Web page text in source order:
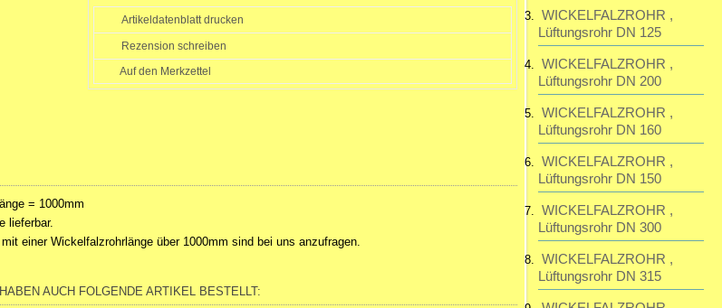
Artikeldatenblatt drucken
Rezension schreiben
= 1000mm
lieferbar.
einer Wickelfalzrohrlänge über 1000mm sind bei uns anzufragen.
AUCH FOLGENDE ARTIKEL BESTELLT:
Versandkosten
WICKELFALZROHR ,
Lüftungsrohr DN 125
WICKELFALZROHR ,
Lüftungsrohr DN 200
WICKELFALZROHR ,
Lüftungsrohr DN 160
WICKELFALZROHR ,
Lüftungsrohr DN 150
WICKELFALZROHR ,
Lüftungsrohr DN 300
WICKELFALZROHR ,
Lüftungsrohr DN 315